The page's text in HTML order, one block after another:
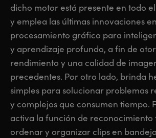
dicho motor está presente en todo
y emplea las últimas innovaciones
procesamiento gráfico para
y aprendizaje profundo, a fin de
rendimiento y una calidad de
precedentes. Por otro lado, brinda
simples para solucionar problemas
y complejos que consumen tiempo.
activa la función de reconocimiento
ordenar y organizar clips en